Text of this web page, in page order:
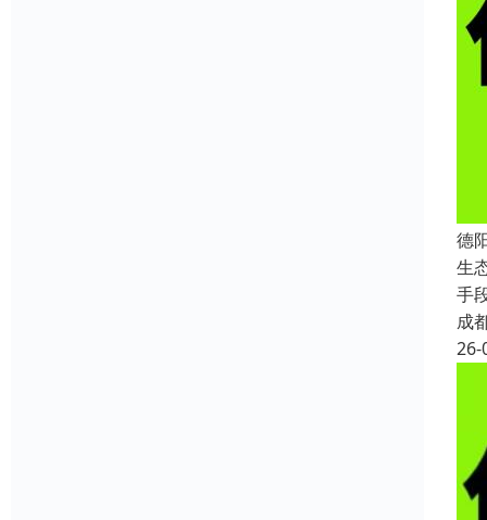
德
生
手
成
26-